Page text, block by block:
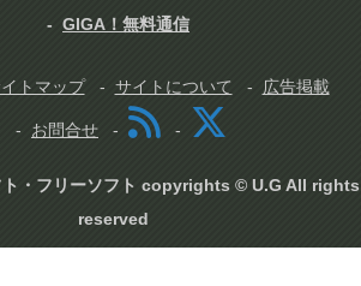
GIGA！無料通信
トマップ サイトについて 広告掲載
お問合せ
ト・フリーソフト copyrights © U.G All rights
reserved